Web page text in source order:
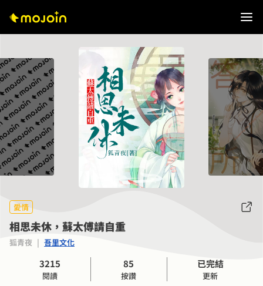
愛情
相思未休，蘇太傅請自重
狐青夜 | 吾里文化
3215
閱讀
85
按讚
已完結
更新